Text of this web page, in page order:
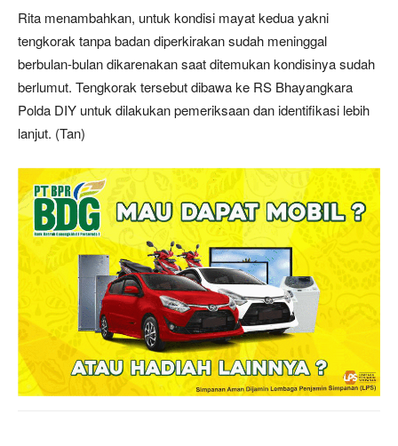
Rita menambahkan, untuk kondisi mayat kedua yakni
tengkorak tanpa badan diperkirakan sudah meninggal
berbulan-bulan dikarenakan saat ditemukan kondisinya sudah
berlumut. Tengkorak tersebut dibawa ke RS Bhayangkara
Polda DIY untuk dilakukan pemeriksaan dan identifikasi lebih
lanjut. (Tan)